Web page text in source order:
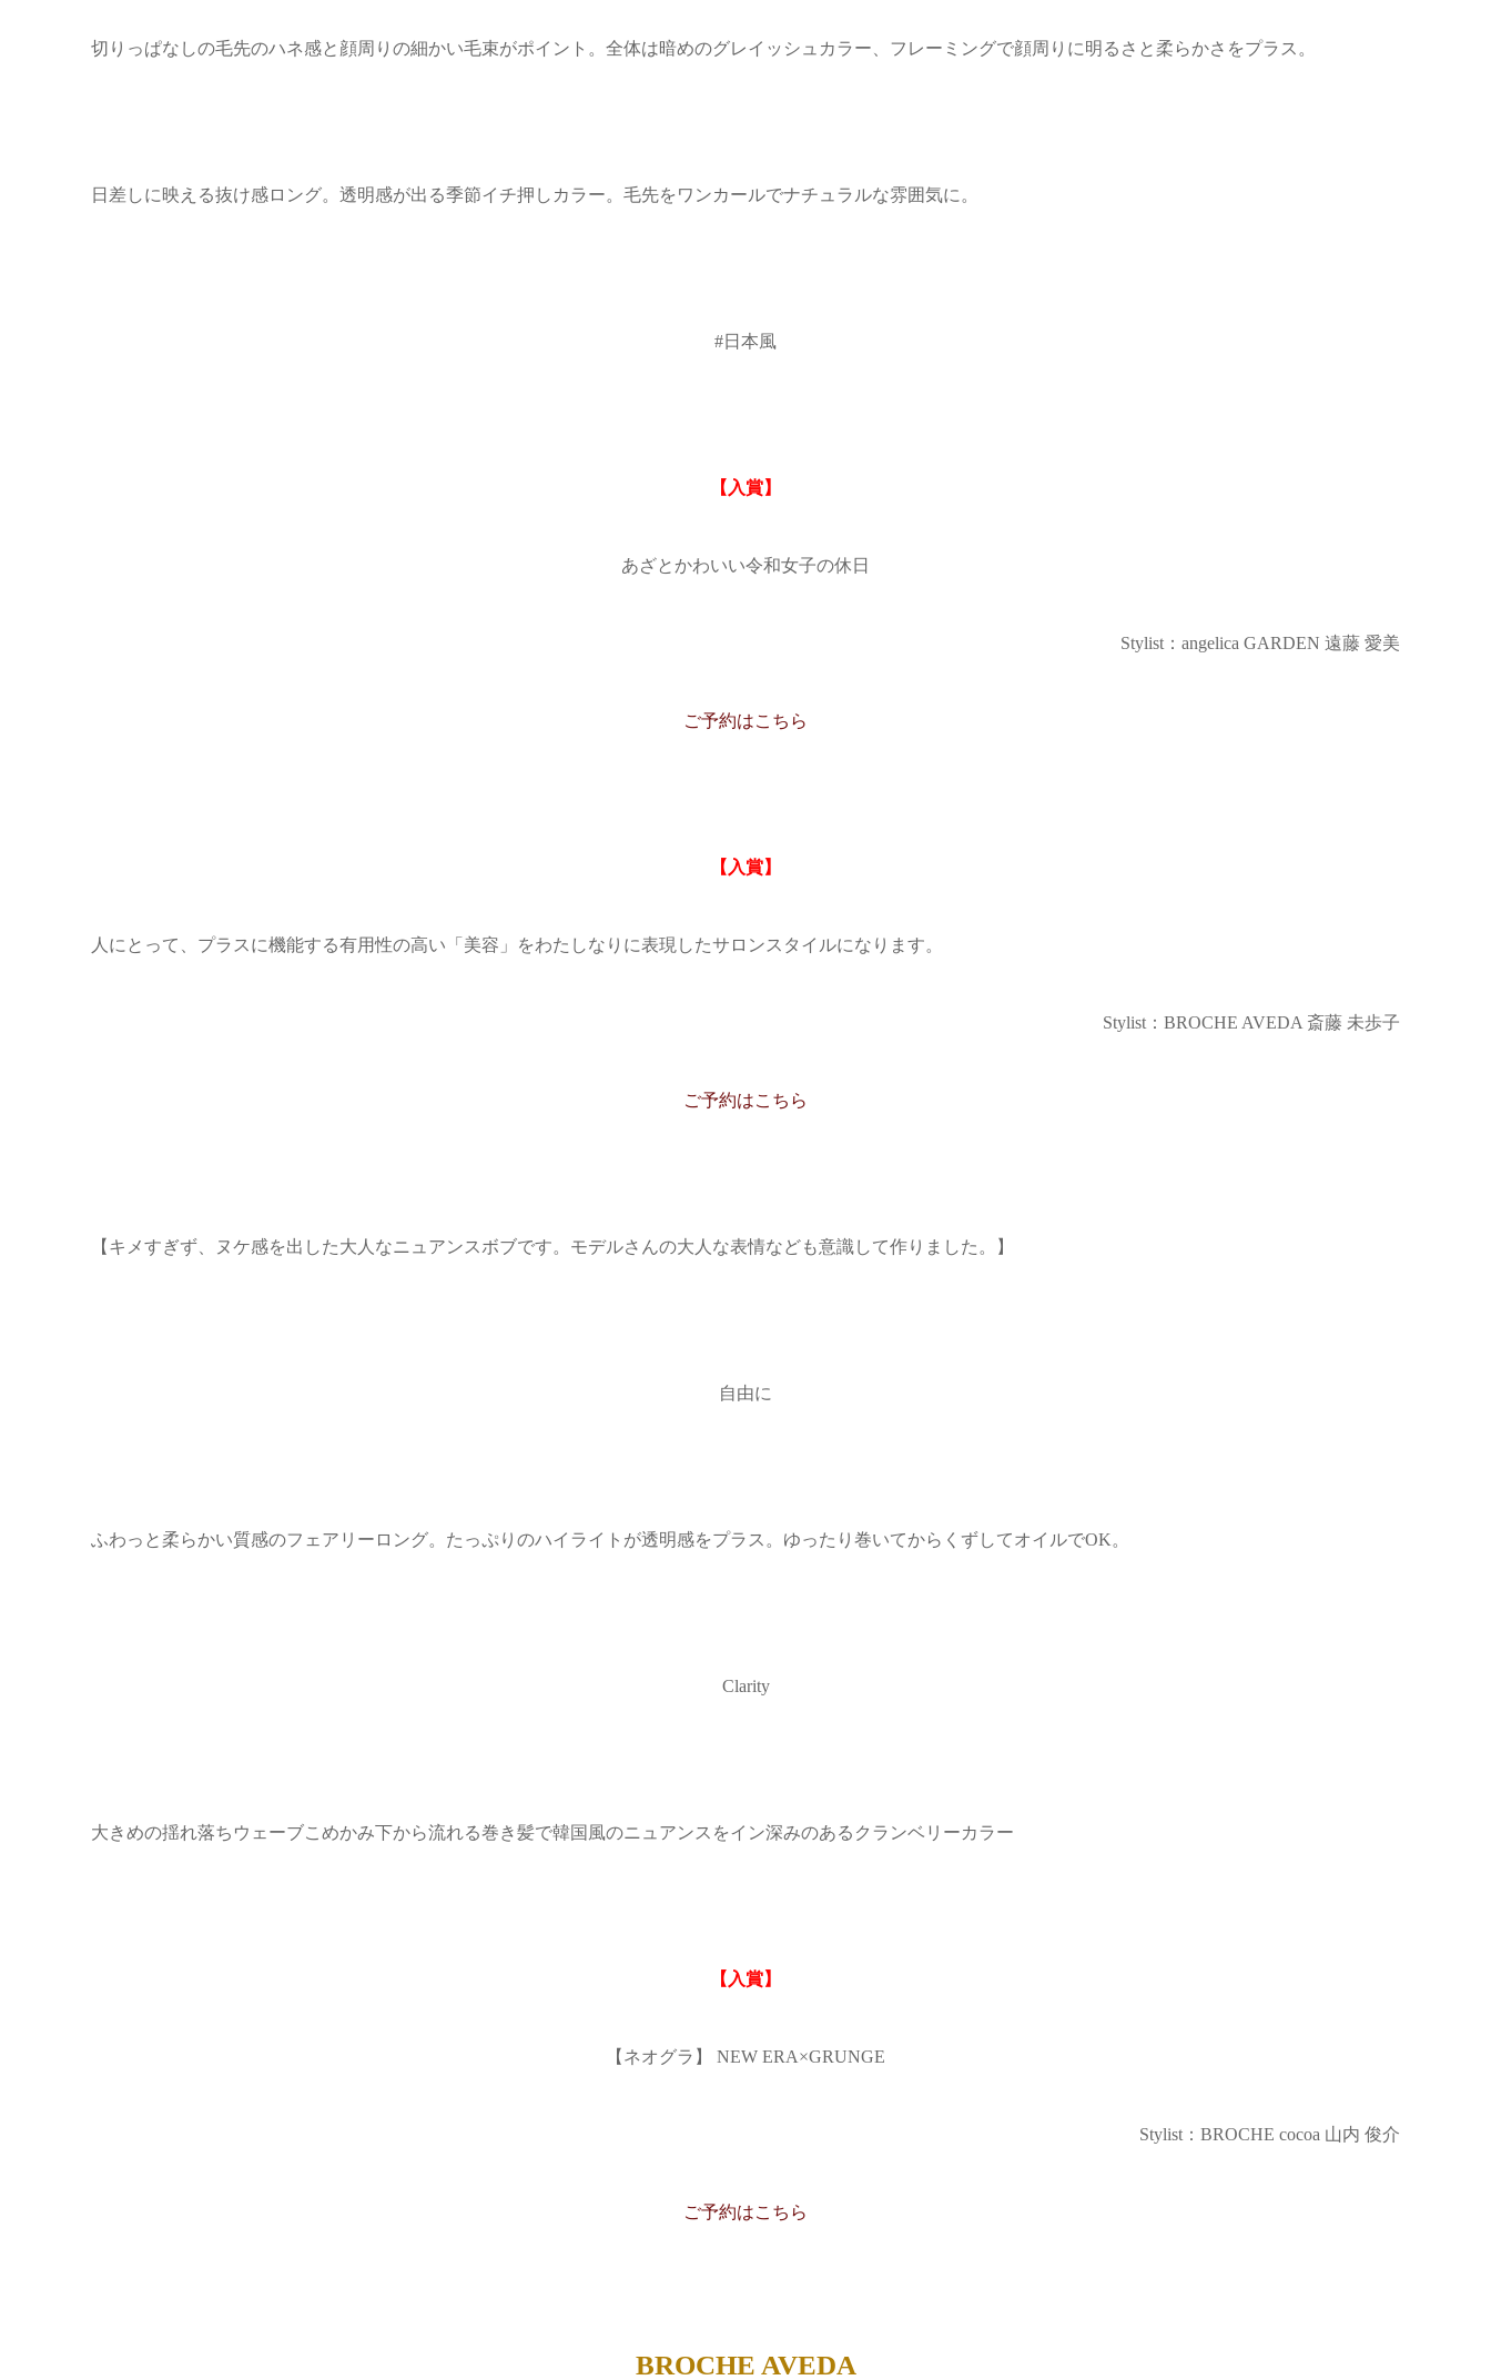
切りっぱなしの毛先のハネ感と顔周りの細かい毛束がポイント。全体は暗めのグレイッシュカラー、フレーミングで顔周りに明るさと柔らかさをプラス。
日差しに映える抜け感ロング。透明感が出る季節イチ押しカラー。毛先をワンカールでナチュラルな雰囲気に。
#日本風
【入賞】
あざとかわいい令和女子の休日
Stylist：angelica GARDEN 遠藤 愛美
ご予約はこちら
【入賞】
人にとって、プラスに機能する有用性の高い「美容」をわたしなりに表現したサロンスタイルになります。
Stylist：BROCHE AVEDA 斎藤 未歩子
ご予約はこちら
【キメすぎず、ヌケ感を出した大人なニュアンスボブです。モデルさんの大人な表情なども意識して作りました。】
自由に
ふわっと柔らかい質感のフェアリーロング。たっぷりのハイライトが透明感をプラス。ゆったり巻いてからくずしてオイルでOK。
Clarity
大きめの揺れ落ちウェーブこめかみ下から流れる巻き髪で韓国風のニュアンスをイン深みのあるクランベリーカラー
【入賞】
【ネオグラ】 NEW ERA×GRUNGE
Stylist：BROCHE cocoa 山内 俊介
ご予約はこちら
BROCHE AVEDA